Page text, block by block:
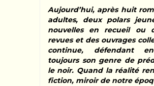
Aujourd’hui, après huit
adultes, deux polars
nouvelles en recueil ou
revues et des ouvrages
continue, défendant
toujours son genre de
le noir. Quand la réalité
fiction, miroir de notre